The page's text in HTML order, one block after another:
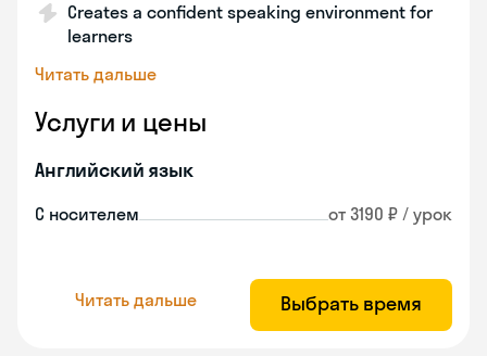
Creates a confident speaking environment for
learners
Читать дальше
Услуги и цены
Английский язык
С носителем от 3190 ₽ / урок
Читать дальше Выбрать время